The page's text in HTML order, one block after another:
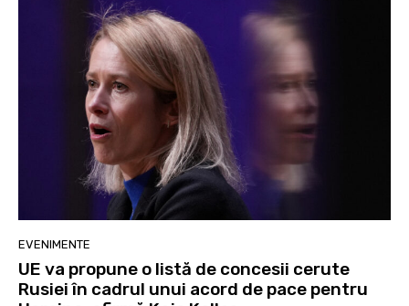
EVENIMENTE
UE va propune o listă de concesii cerute
Rusiei în cadrul unui acord de pace pentru